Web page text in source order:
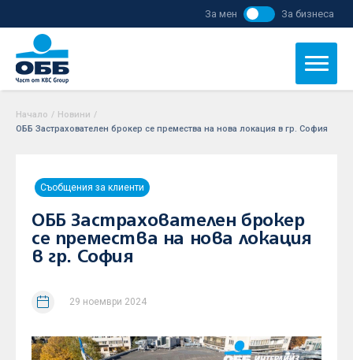
За мен За бизнеса
Начало / Новини /
ОББ Застрахователен брокер се премества на нова локация в гр. София
Съобщения за клиенти
ОББ Застрахователен брокер
се премества на нова локация
в гр. София
29 ноември 2024